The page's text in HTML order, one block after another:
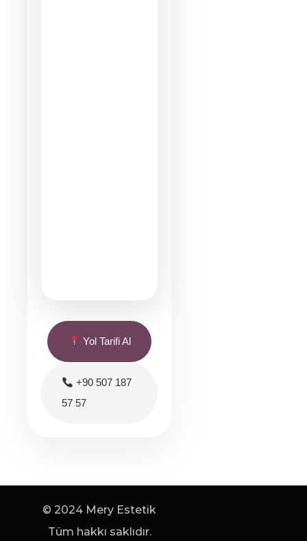
Yol Tarifi Al
+90 507 187
57 57
© 2024 Mery Estetik
Tüm hakkı saklıdır.